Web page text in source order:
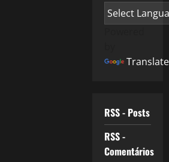
Translate
RSS - Posts
RSS -
Comentários